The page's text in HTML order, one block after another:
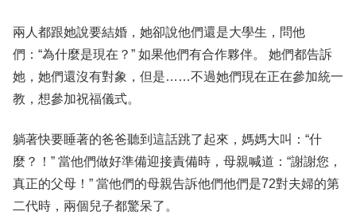
兩人都跟她說要結婚，她卻說他們還是大學生，問他
們：“為什麼是現在？” 如果他們有合作夥伴。 她們都告訴
她，她們還沒有對象，但是……不過她們現在正在參加統一
教，想參加祝福儀式。
躺著快要睡著的爸爸聽到這話跳了起來，媽媽大叫：“什
麼？！” 當他們做好準備迎接責備時，母親喊道：“謝謝您，
真正的父母！” 當他們的母親告訴他們他們是72對夫婦的第
二代時，兩個兒子都驚呆了。